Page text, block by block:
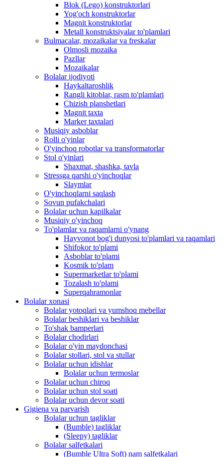
Blok (Lego) konstruktorlari
Yog'och konstruktorlar
Magnit konstruktorlar
Metall konstruktsiyalar to'plamlari
Bulmacalar, mozaikalar va freskalar
Olmosli mozaika
Pazllar
Mozaikalar
Bolalar ijodiyoti
Haykaltaroshlik
Rangli kitoblar, rasm to'plamlari
Chizish planshetlari
Magnit taxta
Marker taxtalari
Musiqiy asboblar
Rolli o'yinlar
O'yinchoq robotlar va transformatorlar
Stol o'yinlari
Shaxmat, shashka, tavla
Stressga qarshi o'yinchoqlar
Slaymlar
O'yinchoqlarni saqlash
Sovun pufakchalari
Bolalar uchun kapilkalar
Musiqiy o'yinchoq
To'plamlar va raqamlarni o'ynang
Hayvonot bog'i dunyosi to'plamlari va raqamlari
Shifokor to'plami
Asboblar to'plami
Kosmik to'plam
Supermarketlar to'plami
Tozalash to'plami
Superqahramonlar
Bolalar xonasi
Bolalar yotoqlari va yumshoq mebellar
Bolalar beshiklari va beshiklar
To'shak bamperlari
Bolalar chodirlari
Bolalar o'yin maydonchasi
Bolalar stollari, stol va stullar
Bolalar uchun idishlar
Bolalar uchun termoslar
Bolalar uchun chiroq
Bolalar uchun stol soati
Bolalar uchun devor soati
Gigiena va parvarish
Bolalar uchun tagliklar
(Bumble) tagliklar
(Sleepy) tagliklar
Bolalar salfetkalari
(Bumble Ultra Soft) nam salfetkalari